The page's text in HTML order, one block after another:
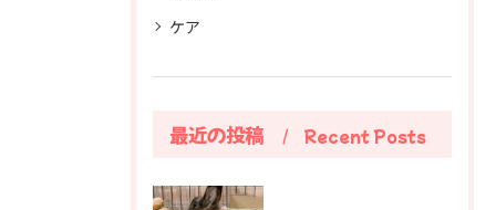
ケア
最近の投稿 Recent Posts